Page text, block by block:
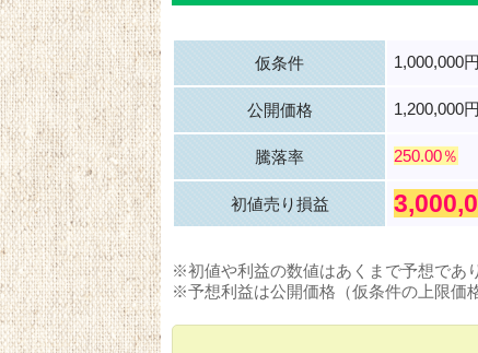
仮条件 1,000,000
公開価格 1,200,000円
騰落率 250.00％
初値売り損益
※初値や利益の数値はあくまで予想であ
※予想利益は公開価格（仮条件の上限価